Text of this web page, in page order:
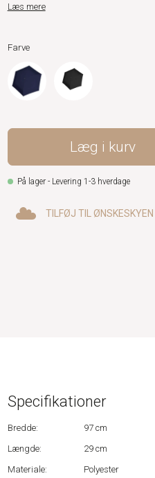
Læs mere
Farve
Læg i kurv
På lager - Levering 1-3 hverdage
TILFØJ TIL ØNSKESKYEN
Specifikationer
Bredde:
97 cm
Længde:
29 cm
Materiale:
Polyester